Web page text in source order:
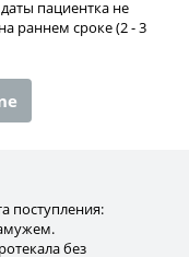
пациентка не
раннем сроке (2 - 3
поступления:
без